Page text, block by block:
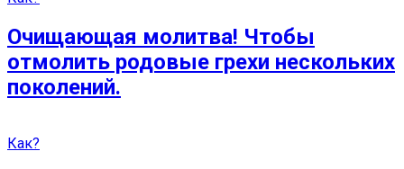
Очищающая молитва! Чтобы
отмолить родовые грехи нескольких
поколений.
Как?